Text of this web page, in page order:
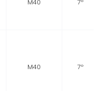
M40 7º
M40 7º